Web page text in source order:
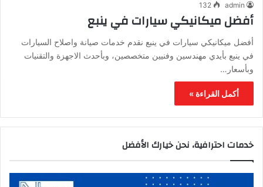
admin
132
أفضل ميكانيكي سيارات في ينبع
أفضل ميكانيكي سيارات في ينبع نقدم خدمات صيانة واصلاح السيارات
في ينبع بأيدي مهندسين وفنيين متخصصين، وبأحدث الاجهزة والتقنيات
وبأسعار…
أكمل القراءة »
خدمات احترافية، نحن خيارك الأفضل